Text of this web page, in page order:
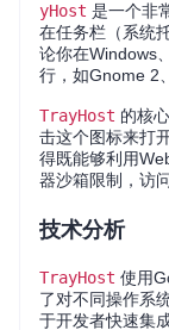
yHost 是一个非
在任务栏（系统
论你在Windows
行，如Gnome 2
TrayHost 的核
击这个图标来打
得既能够利用
器沙箱限制，访
技术分析
TrayHost 使用
了对不同操作系
于开发者快速集